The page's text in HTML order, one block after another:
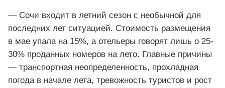
— Сочи входит в летний сезон с необычной для
последних лет ситуацией. Стоимость размещения
в мае упала на 15%, а отельеры говорят лишь о 25-
30% проданных номеров на лето. Главные причины
— транспортная неопределенность, прохладная
погода в начале лета, тревожность туристов и рост